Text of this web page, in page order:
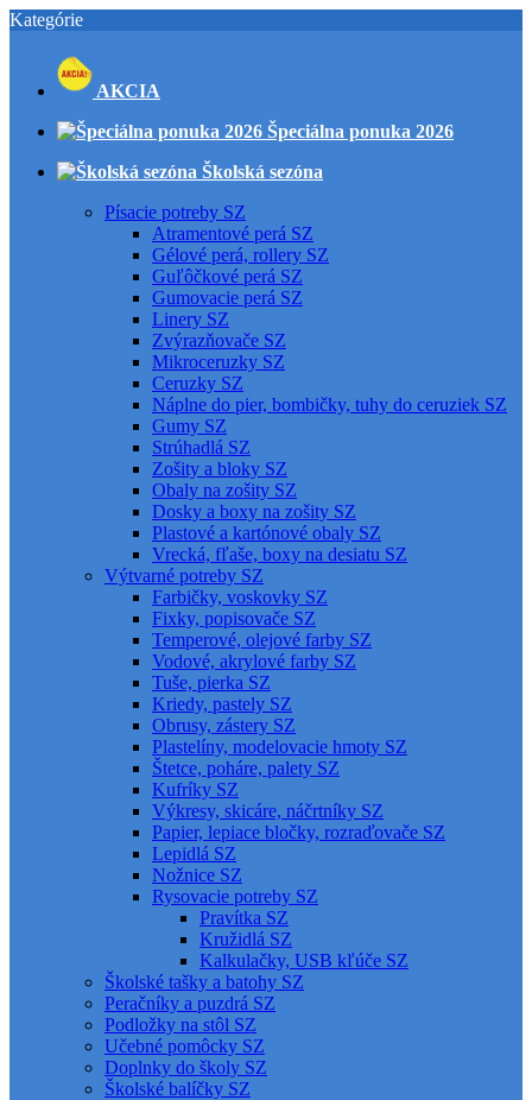
Kategórie
AKCIA
Špeciálna ponuka 2026
Školská sezóna
Písacie potreby SZ
Atramentové perá SZ
Gélové perá, rollery SZ
Guľôčkové perá SZ
Gumovacie perá SZ
Linery SZ
Zvýrazňovače SZ
Mikroceruzky SZ
Ceruzky SZ
Náplne do pier, bombičky, tuhy do ceruziek SZ
Gumy SZ
Strúhadlá SZ
Zošity a bloky SZ
Obaly na zošity SZ
Dosky a boxy na zošity SZ
Plastové a kartónové obaly SZ
Vrecká, fľaše, boxy na desiatu SZ
Výtvarné potreby SZ
Farbičky, voskovky SZ
Fixky, popisovače SZ
Temperové, olejové farby SZ
Vodové, akrylové farby SZ
Tuše, pierka SZ
Kriedy, pastely SZ
Obrusy, zástery SZ
Plastelíny, modelovacie hmoty SZ
Štetce, poháre, palety SZ
Kufríky SZ
Výkresy, skicáre, náčrtníky SZ
Papier, lepiace bločky, rozraďovače SZ
Lepidlá SZ
Nožnice SZ
Rysovacie potreby SZ
Pravítka SZ
Kružidlá SZ
Kalkulačky, USB kľúče SZ
Školské tašky a batohy SZ
Peračníky a puzdrá SZ
Podložky na stôl SZ
Učebné pomôcky SZ
Doplnky do školy SZ
Školské balíčky SZ